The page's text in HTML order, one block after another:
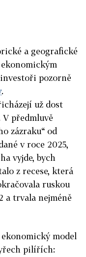
a geografické
pozorně
.
už dost
předmluvě
zázraku“ od
v roce 2025,
vyjde, bych
z recese, která
ruskou
a trvala nejméně
model
pilířích: